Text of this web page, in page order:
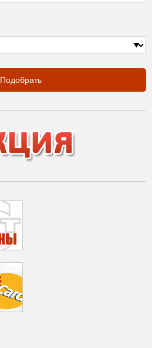
Подобрать